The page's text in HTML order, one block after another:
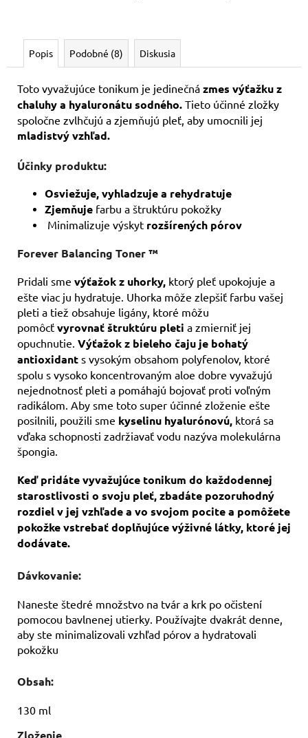
Popis Podobné (8) Diskusia
Toto vyvažujúce tonikum je jedinečná zmes výťažku z
chaluhy a hyaluronátu sodného. Tieto účinné zložky
spoločne zvlhčujú a zjemňujú pleť, aby umocnili jej
mladistvý vzhľad.
Účinky produktu:
Osviežuje, vyhladzuje a rehydratuje
Zjemňuje farbu a štruktúru pokožky
Minimalizuje výskyt rozšírených pórov
Forever Balancing Toner ™
Pridali sme výťažok z uhorky, ktorý pleť upokojuje a
ešte viac ju hydratuje. Uhorka môže zlepšiť farbu vašej
pleti a tiež obsahuje ligány, ktoré môžu
pomôcť vyrovnať štruktúru pleti a zmierniť jej
opuchnutie. Výťažok z bieleho čaju je bohatý
antioxidant s vysokým obsahom polyfenolov, ktoré
spolu s vysoko koncentrovaným aloe dobre vyvažujú
nejednotnosť pleti a pomáhajú bojovať proti voľným
radikálom. Aby sme toto super účinné zloženie ešte
posilnili, použili sme kyselinu hyalurónovú, ktorá sa
vďaka schopnosti zadržiavať vodu nazýva molekulárna
špongia.
Keď pridáte vyvažujúce tonikum do každodennej
starostlivosti o svoju pleť, zbadáte pozoruhodný
rozdiel v jej vzhľade a vo svojom pocite a pomôžete
pokožke vstrebať doplňujúce výživné látky, ktoré jej
dodávate.
Dávkovanie:
Naneste štedré množstvo na tvár a krk po očistení
pomocou bavlnenej utierky. Používajte dvakrát denne,
aby ste minimalizovali vzhľad pórov a hydratovali
pokožku
Obsah:
130 ml
Zloženie